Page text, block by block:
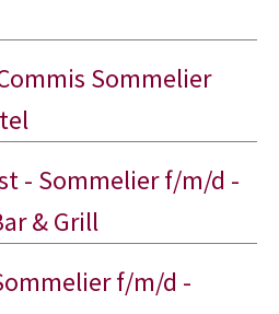
Sommelier
- Sommelier f/m/d -
& Grill
f/m/d -